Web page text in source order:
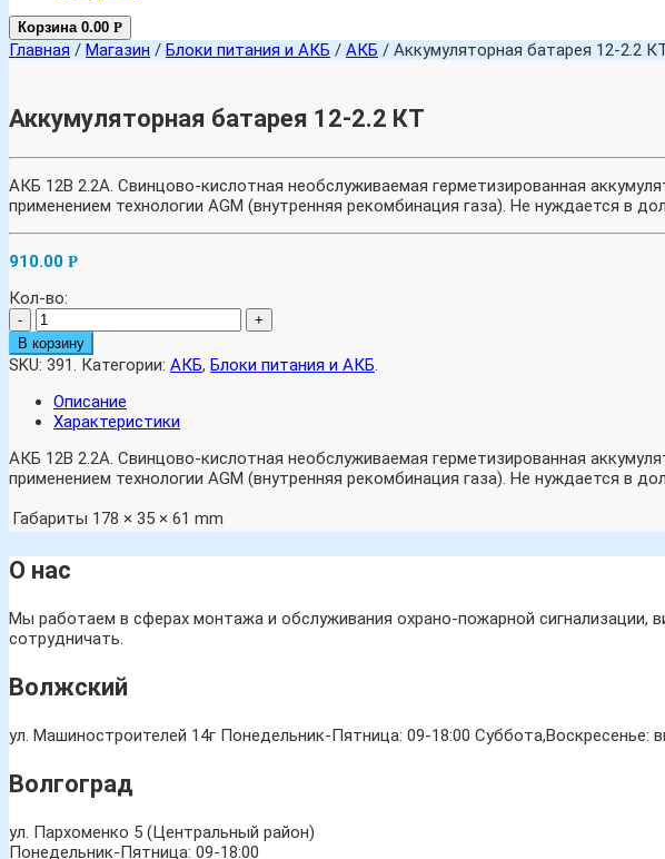
Корзина 0.00 Р
Главная / Магазин / Блоки питания и АКБ / АКБ / Аккумуляторная батарея 12-2.2
Аккумуляторная батарея 12-2.2 КТ
АКБ 12В 2.2А. Свинцово-кислотная необслуживаемая герметизированная
применением технологии AGM (внутренняя рекомбинация газа). Не нуждается в
910.00 Р
Кол-во:
-
+
В корзину
SKU: 391. Категории: АКБ, Блоки питания и АКБ.
Описание
Характеристики
АКБ 12В 2.2А. Свинцово-кислотная необслуживаемая герметизированная
применением технологии AGM (внутренняя рекомбинация газа). Не нуждается в
Габариты 178 × 35 × 61 mm
О нас
Мы работаем в сферах монтажа и обслуживания охрано-пожарной
сотрудничать.
Волжский
ул. Машиностроителей 14г Понедельник-Пятница: 09-18:00 Суббота,Воскресенье:
Волгоград
ул. Пархоменко 5 (Центральный район)
Понедельник-Пятница: 09-18:00